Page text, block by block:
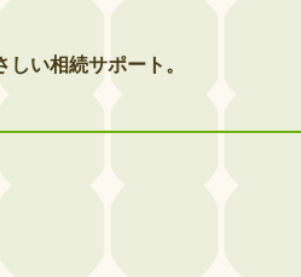
い相続サポート。